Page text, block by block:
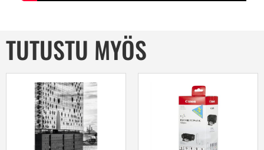
TUTUSTU MYÖS